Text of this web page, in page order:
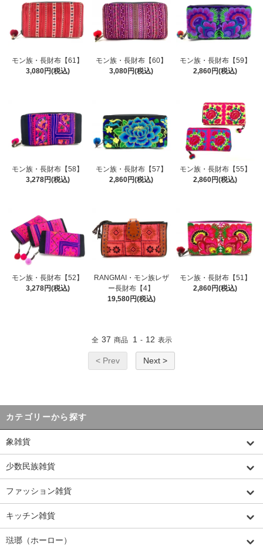
モン族・長財布【61】
3,080円(税込)
モン族・長財布【60】
3,080円(税込)
モン族・長財布【59】
2,860円(税込)
モン族・長財布【58】
3,278円(税込)
モン族・長財布【57】
2,860円(税込)
モン族・長財布【55】
2,860円(税込)
モン族・長財布【52】
3,278円(税込)
RANGMAI・モン族レザ
ー長財布【4】
19,580円(税込)
モン族・長財布【51】
2,860円(税込)
全 37 商品 1 - 12 表示
< Prev Next >
カテゴリーから探す
象雑貨
少数民族雑貨
ファッション雑貨
キッチン雑貨
琺瑯（ホーロー）